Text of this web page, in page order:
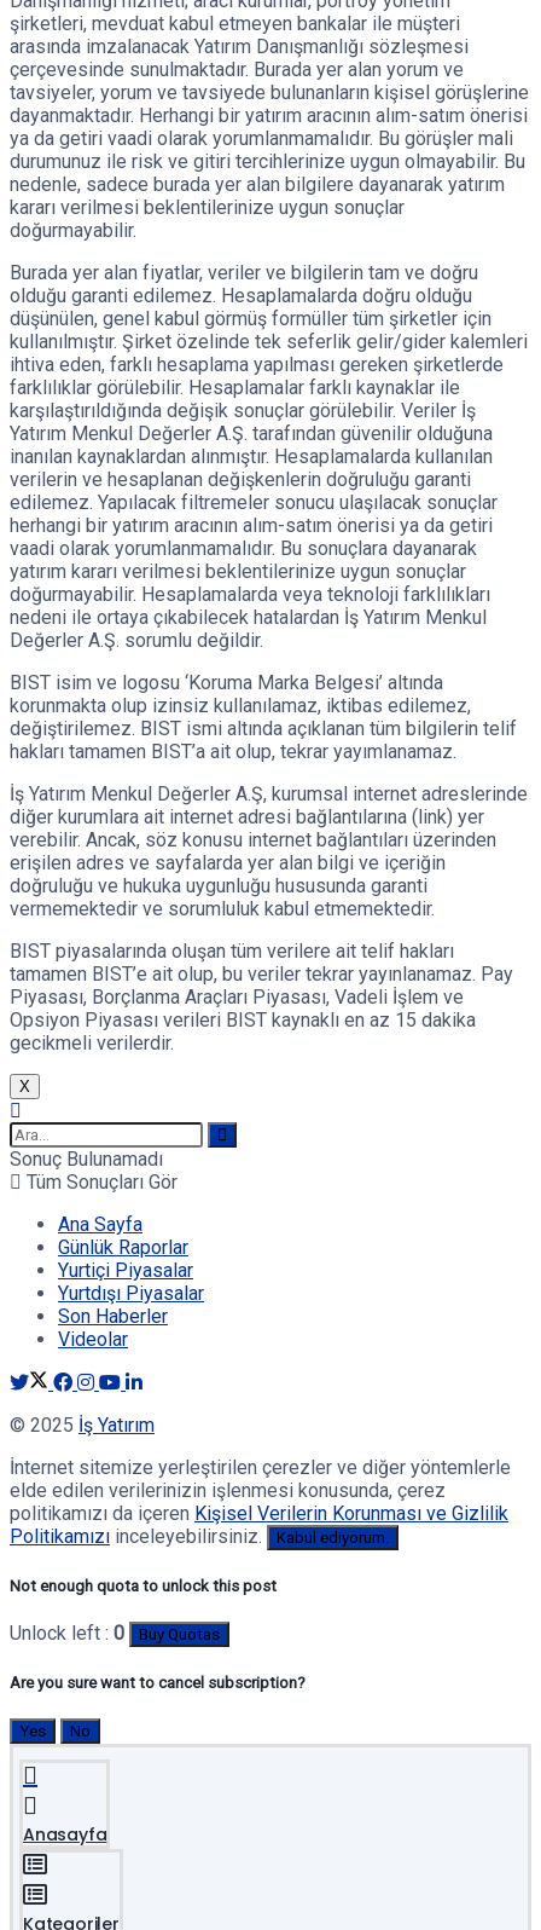
şirketleri, mevduat kabul etmeyen bankalar ile müşteri
arasında imzalanacak Yatırım Danışmanlığı sözleşmesi
çerçevesinde sunulmaktadır. Burada yer alan yorum ve
tavsiyeler, yorum ve tavsiyede bulunanların kişisel görüşlerine
dayanmaktadır. Herhangi bir yatırım aracının alım-satım önerisi
ya da getiri vaadi olarak yorumlanmamalıdır. Bu görüşler mali
durumunuz ile risk ve gitiri tercihlerinize uygun olmayabilir. Bu
nedenle, sadece burada yer alan bilgilere dayanarak yatırım
kararı verilmesi beklentilerinize uygun sonuçlar
doğurmayabilir.
Burada yer alan fiyatlar, veriler ve bilgilerin tam ve doğru
olduğu garanti edilemez. Hesaplamalarda doğru olduğu
düşünülen, genel kabul görmüş formüller tüm şirketler için
kullanılmıştır. Şirket özelinde tek seferlik gelir/gider kalemleri
ihtiva eden, farklı hesaplama yapılması gereken şirketlerde
farklılıklar görülebilir. Hesaplamalar farklı kaynaklar ile
karşılaştırıldığında değişik sonuçlar görülebilir. Veriler İş
Yatırım Menkul Değerler A.Ş. tarafından güvenilir olduğuna
inanılan kaynaklardan alınmıştır. Hesaplamalarda kullanılan
verilerin ve hesaplanan değişkenlerin doğruluğu garanti
edilemez. Yapılacak filtremeler sonucu ulaşılacak sonuçlar
herhangi bir yatırım aracının alım-satım önerisi ya da getiri
vaadi olarak yorumlanmamalıdır. Bu sonuçlara dayanarak
yatırım kararı verilmesi beklentilerinize uygun sonuçlar
doğurmayabilir. Hesaplamalarda veya teknoloji farklılıkları
nedeni ile ortaya çıkabilecek hatalardan İş Yatırım Menkul
Değerler A.Ş. sorumlu değildir.
BIST isim ve logosu ‘Koruma Marka Belgesi’ altında
korunmakta olup izinsiz kullanılamaz, iktibas edilemez,
değiştirilemez. BIST ismi altında açıklanan tüm bilgilerin telif
hakları tamamen BIST’a ait olup, tekrar yayımlanamaz.
İş Yatırım Menkul Değerler A.Ş, kurumsal internet adreslerinde
diğer kurumlara ait internet adresi bağlantılarına (link) yer
verebilir. Ancak, söz konusu internet bağlantıları üzerinden
erişilen adres ve sayfalarda yer alan bilgi ve içeriğin
doğruluğu ve hukuka uygunluğu hususunda garanti
vermemektedir ve sorumluluk kabul etmemektedir.
BIST piyasalarında oluşan tüm verilere ait telif hakları
tamamen BIST’e ait olup, bu veriler tekrar yayınlanamaz. Pay
Piyasası, Borçlanma Araçları Piyasası, Vadeli İşlem ve
Opsiyon Piyasası verileri BIST kaynaklı en az 15 dakika
gecikmeli verilerdir.
X
Sonuç Bulunamadı
Tüm Sonuçları Gör
Ana Sayfa
Günlük Raporlar
Yurtiçi Piyasalar
Yurtdışı Piyasalar
Son Haberler
Videolar
© 2025 İş Yatırım
İnternet sitemize yerleştirilen çerezler ve diğer yöntemlerle
elde edilen verilerinizin işlenmesi konusunda, çerez
politikamızı da içeren Kişisel Verilerin Korunması ve Gizlilik
Politikamızı inceleyebilirsiniz. Kabul ediyorum.
Not enough quota to unlock this post
Unlock left : 0 Buy Quotas
Are you sure want to cancel subscription?
Yes No
Anasayfa
Kategoriler